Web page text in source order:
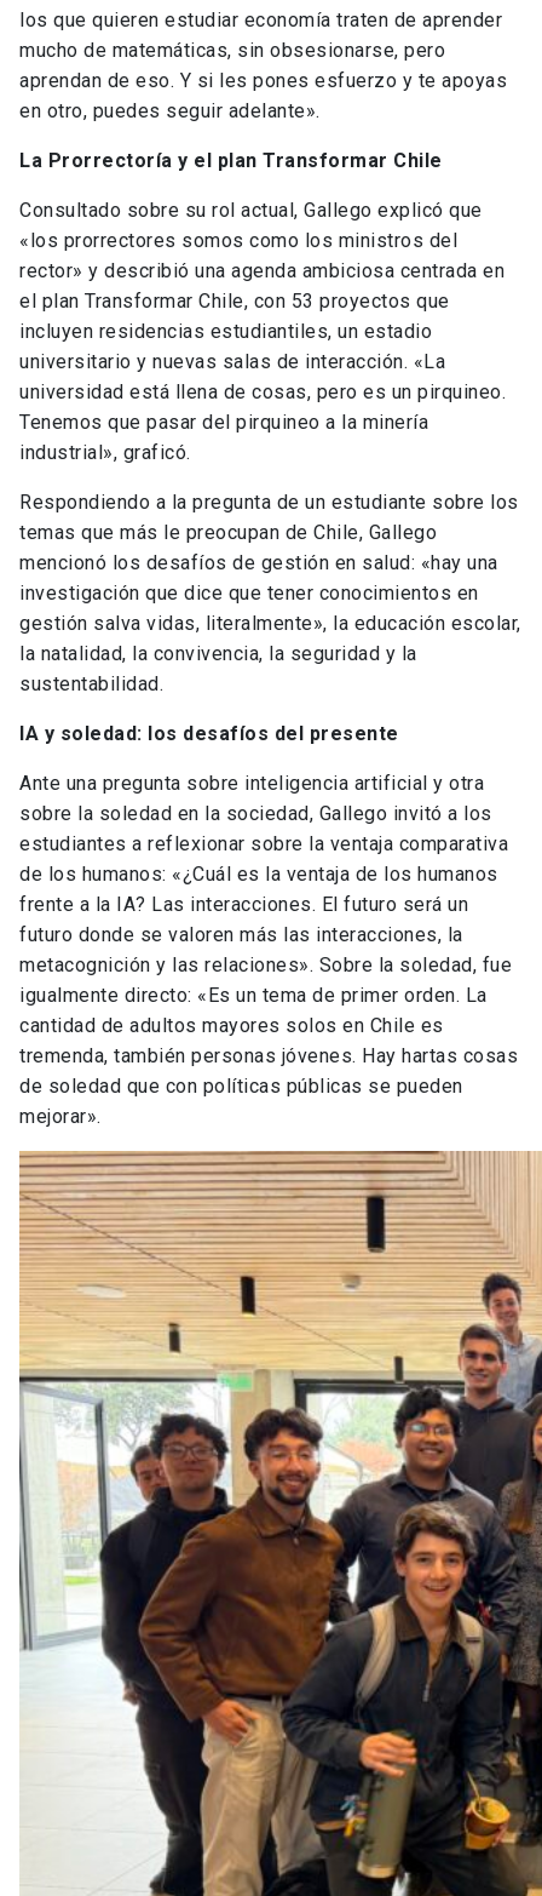
los que quieren estudiar economía traten de aprender
mucho de matemáticas, sin obsesionarse, pero
aprendan de eso. Y si les pones esfuerzo y te apoyas
en otro, puedes seguir adelante».
La Prorrectoría y el plan Transformar Chile
Consultado sobre su rol actual, Gallego explicó que
«los prorrectores somos como los ministros del
rector» y describió una agenda ambiciosa centrada en
el plan Transformar Chile, con 53 proyectos que
incluyen residencias estudiantiles, un estadio
universitario y nuevas salas de interacción. «La
universidad está llena de cosas, pero es un pirquineo.
Tenemos que pasar del pirquineo a la minería
industrial», graficó.
Respondiendo a la pregunta de un estudiante sobre los
temas que más le preocupan de Chile, Gallego
mencionó los desafíos de gestión en salud: «hay una
investigación que dice que tener conocimientos en
gestión salva vidas, literalmente», la educación escolar,
la natalidad, la convivencia, la seguridad y la
sustentabilidad.
IA y soledad: los desafíos del presente
Ante una pregunta sobre inteligencia artificial y otra
sobre la soledad en la sociedad, Gallego invitó a los
estudiantes a reflexionar sobre la ventaja comparativa
de los humanos: «¿Cuál es la ventaja de los humanos
frente a la IA? Las interacciones. El futuro será un
futuro donde se valoren más las interacciones, la
metacognición y las relaciones». Sobre la soledad, fue
igualmente directo: «Es un tema de primer orden. La
cantidad de adultos mayores solos en Chile es
tremenda, también personas jóvenes. Hay hartas cosas
de soledad que con políticas públicas se pueden
mejorar».